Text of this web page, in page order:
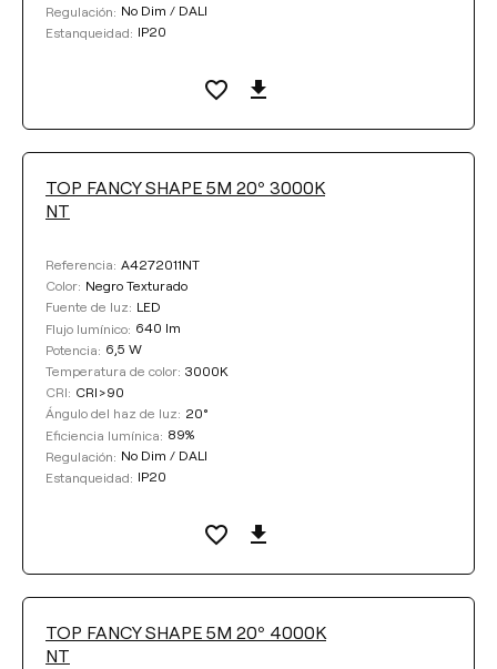
Regulación: No Dim / DALI
Estanqueidad: IP20
TOP FANCY SHAPE 5M 20º 3000K
NT
Referencia: A4272011NT
Color: Negro Texturado
Fuente de luz: LED
Flujo lumínico: 640 lm
Potencia: 6,5 W
Temperatura de color: 3000K
CRI: CRI>90
Ángulo del haz de luz: 20°
Eficiencia lumínica: 89%
Regulación: No Dim / DALI
Estanqueidad: IP20
TOP FANCY SHAPE 5M 20º 4000K
NT